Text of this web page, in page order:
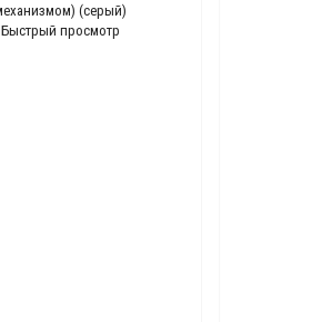
Быстрый просмотр